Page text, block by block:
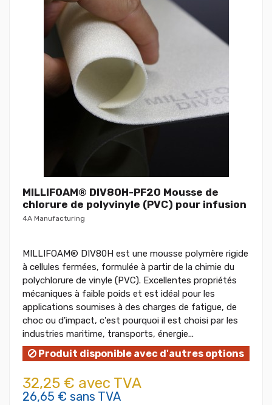
MILLIFOAM® DIV80H-PF20 Mousse de
chlorure de polyvinyle (PVC) pour infusion
4A Manufacturing
MILLIFOAM® DIV80H est une mousse polymère rigide
à cellules fermées, formulée à partir de la chimie du
polychlorure de vinyle (PVC). Excellentes propriétés
mécaniques à faible poids et est idéal pour les
applications soumises à des charges de fatigue, de
choc ou d'impact, c'est pourquoi il est choisi par les
industries maritime, transports, énergie...
Produit disponible avec d'autres options
32,25 € avec TVA
26,65 € sans TVA